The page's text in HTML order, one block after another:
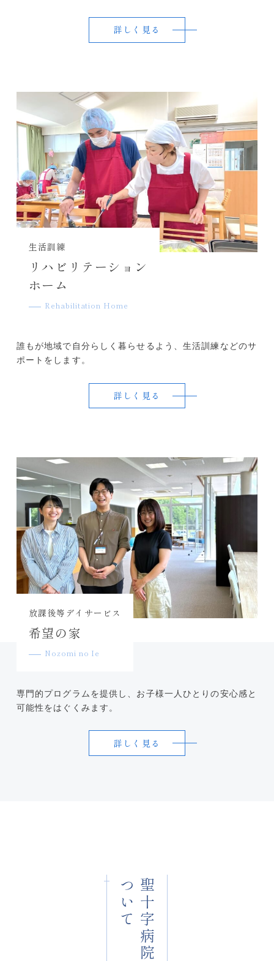
詳しく見る
生活訓練
リハビリテーション
ホーム
Rehabilitation Home
誰もが地域で自分らしく暮らせるよう、生活訓練などのサ
ポートをします。
詳しく見る
放課後等デイサービス
希望の家
Nozomi no Ie
専門的プログラムを提供し、お子様一人ひとりの安心感と
可能性をはぐくみます。
詳しく見る
聖十字病院に
ついて